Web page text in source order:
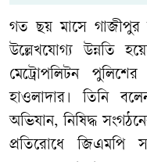
গত ছয় মাসে গাজীপুর
উল্লেখযোগ্য উন্নতি
মেট্রোপলিটন
হাওলাদার। তিনি
অভিযান, নিষিদ্ধ
প্রতিরোধে জিএমপি